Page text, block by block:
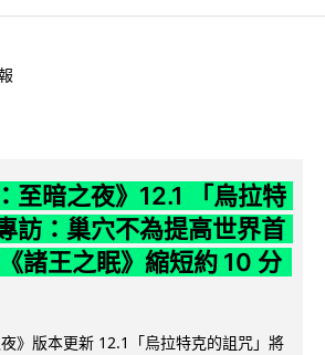
至暗之夜》12.1 「烏拉特
訪：巢穴不為提高世界首
諸王之眠》縮短約 10 分
夜》版本更新 12.1「烏拉特克的詛咒」將